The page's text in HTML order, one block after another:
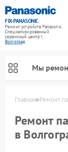
FIX-PANASONIC
Ремонт устройств Panasonic
Специализированный
cервисный центр г.
Волгоград
Мы
Главная Ремонт
Ремонт
в